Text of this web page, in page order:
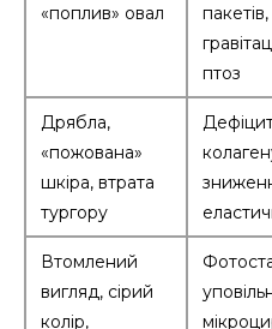
«поплив» овал
пакетів,
птоз
Дрябла,
«пожована»
шкіра, втрата
тургору
Втомлений
вигляд, сірий
колір,